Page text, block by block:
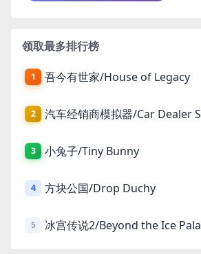
领取最多排行榜
1 吾今有世家/House of Legacy
2 汽车经销商模拟器/Car Dealer
3 小兔子/Tiny Bunny
4 方块公国/Drop Duchy
5 冰宫传说2/Beyond the Ice